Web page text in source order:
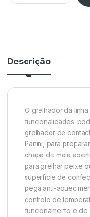
Descrição
O grelhador da
funcionalidades:
grelhador de
Panini, para
chapa de meia
para grelhar peixe
superfície de
pega anti-
controlo de
funcionamento e de